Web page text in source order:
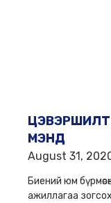
МЭНД
August 31,
Биений юм
ажиллагаа